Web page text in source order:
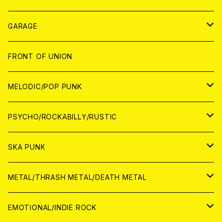
ANALOG
GARAGE
JAPAN
アナログ
CD
WORLD
アナログ
CD
FRONT OF UNION
MELODIC/POP PUNK
JAPAN
CD
ANALOG
WORLD
CD
ANALOG
PSYCHO/ROCKABILLY/RUSTIC
JAPAN
CD
ANALOG
WORLD
CD
SKA PUNK
JAPAN
CD
WORLD
METAL/THRASH METAL/DEATH METAL
JAPAN
EMOTIONAL/INDIE ROCK